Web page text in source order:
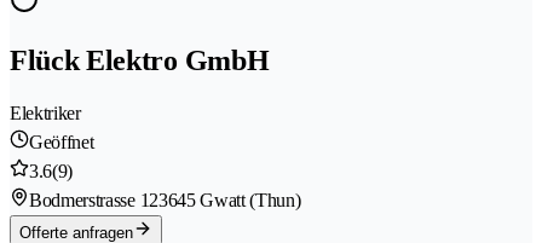
Flück Elektro GmbH
Elektriker
Geöffnet
3.6(9)
Bodmerstrasse 123645 Gwatt (Thun)
Offerte anfragen